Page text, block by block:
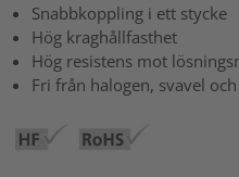
Snabbkoppling i ett stycke
Hög kraghållfasthet
Hög resistens mot
Fri från halogen, svavel